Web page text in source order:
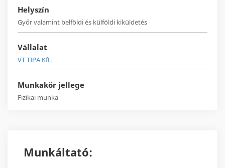
Munkáltató:
Helyszín
Győr valamint belföldi és külföldi kiküldetés
Vállalat
VT TIPA Kft.
Munkakör jellege
Fizikai munka